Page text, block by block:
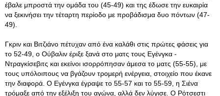
έβαλε μπροστά την ομάδα του (45-49) και της έδωσε την ευκαιρία
να ξεκινήσει την τέταρτη περίοδο με προβάδισμα δυο πόντων (47-
49).
Γκριν και Βιτζιάνο πέτυχαν από ένα καλάθι στις πρώτες φάσεις για
το 52-49, ο Ούβαλιν έριξε ξανά στο ματς τους Εγένγκα -
Ντραγκίσεβιτς και εκείνοι ισορρόπησαν άμεσα το ματς (55-55), με
τους υπόλοιπους να βγάζουν τρομερή ενέργεια, στοιχείο που έκανε
την διαφορά. Ο Εγένγκα έγραψε το 55-57 και το 55-59, η Σιένα
τρόμαξε από την εξέλιξη του αγώνα, αλλά δεν λύγισε. Ο Ρότσεστι